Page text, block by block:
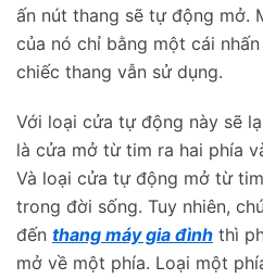
ấn nút thang sẽ tự động mở.
của nó chỉ bằng một cái
chiếc thang vẫn sử dụng.
Với loại cửa tự động này sẽ
là cửa mở từ tim ra hai phía
Và loại cửa tự động mở từ
trong đời sống. Tuy nhiên,
đến thang máy gia đình thì
mở về một phía. Loại một